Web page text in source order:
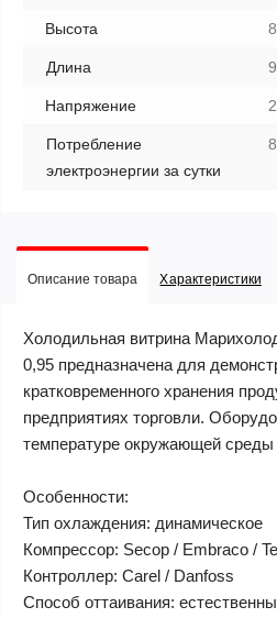
Высота
Длина
Напряжение
Потребление
электроэнергии за сутки
Описание товара Характеристики
Холодильная витрина
0,95 предназначена для
кратковременного хранения
предприятиях торговли.
температуре окружающей среды
Особенности:
Тип охлаждения: динамическое
Компрессор: Secop / Embraco /
Контроллер: Carel / Danfoss
Способ оттаивания: